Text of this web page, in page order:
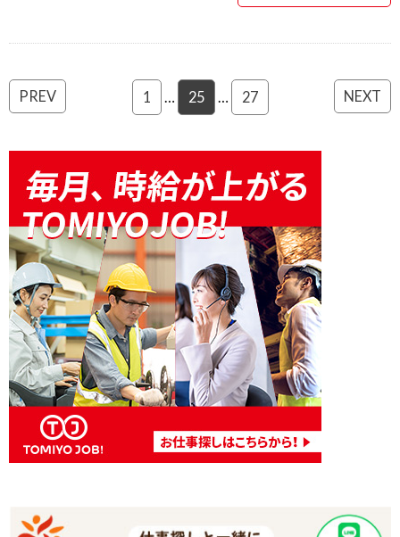
PREV 1 25 27 NEXT